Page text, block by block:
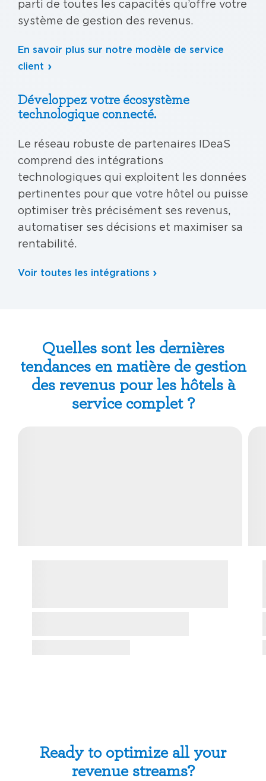
parti de toutes les capacités qu’offre votre
système de gestion des revenus.
En savoir plus sur notre modèle de service
client
Développez votre écosystème
technologique connecté.
Le réseau robuste de partenaires IDeaS
comprend des intégrations
technologiques qui exploitent les données
pertinentes pour que votre hôtel ou puisse
optimiser très précisément ses revenus,
automatiser ses décisions et maximiser sa
rentabilité.
Voir toutes les intégrations
Quelles sont les dernières
tendances en matière de gestion
des revenus pour les hôtels à
service complet ?
Ready to optimize all your
revenue streams?